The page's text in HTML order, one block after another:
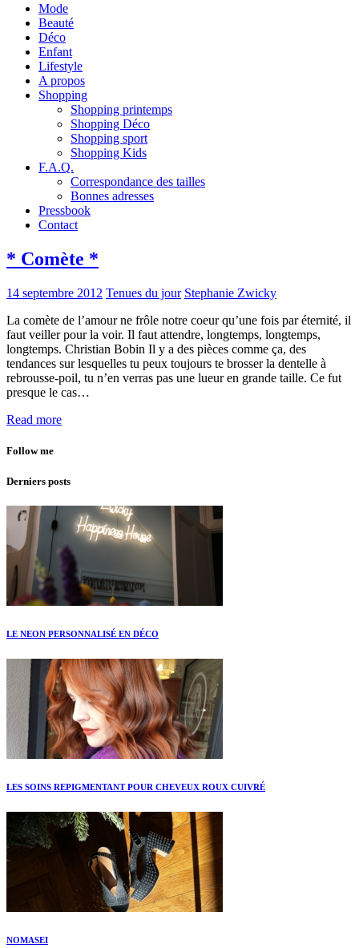
Mode
Beauté
Déco
Enfant
Lifestyle
A propos
Shopping
Shopping printemps
Shopping Déco
Shopping sport
Shopping Kids
F.A.Q.
Correspondance des tailles
Bonnes adresses
Pressbook
Contact
* Comète *
14 septembre 2012 Tenues du jour Stephanie Zwicky
La comète de l’amour ne frôle notre coeur qu’une fois par éternité, il
faut veiller pour la voir. Il faut attendre, longtemps, longtemps,
longtemps. Christian Bobin Il y a des pièces comme ça, des
tendances sur lesquelles tu peux toujours te brosser la dentelle à
rebrousse-poil, tu n’en verras pas une lueur en grande taille. Ce fut
presque le cas…
Read more
Follow me
Derniers posts
LE NEON PERSONNALISÉ EN DÉCO
LES SOINS REPIGMENTANT POUR CHEVEUX ROUX CUIVRÉ
NOMASEI